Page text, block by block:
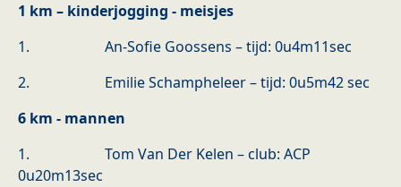
1 km – kinderjogging - meisjes
1. An-Sofie Goossens – tijd: 0u4m11sec
2. Emilie Schampheleer – tijd: 0u5m42 sec
6 km - mannen
1. Tom Van Der Kelen – club: ACP
0u20m13sec